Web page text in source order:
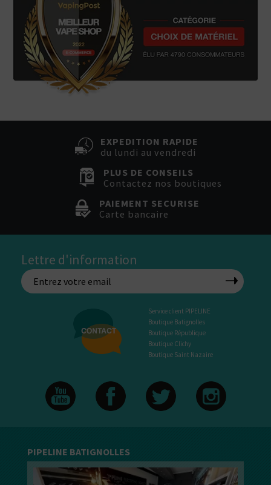
EXPEDITION RAPIDE
du lundi au vendredi
PLUS DE CONSEILS
Contactez nos boutiques
PAIEMENT SECURISE
Carte bancaire
Lettre d'information
Service client PIPELINE
Boutique Batignolles
Boutique République
Boutique Clichy
Boutique Saint Nazaire
PIPELINE BATIGNOLLES